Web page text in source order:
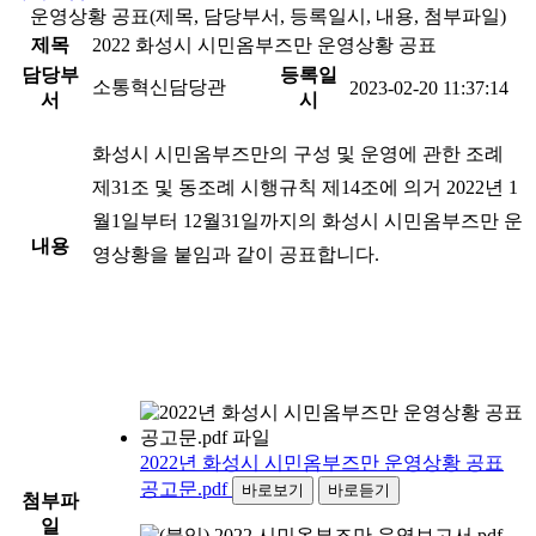
운영상황 공표(제목, 담당부서, 등록일시, 내용, 첨부파일)
제목
2022 화성시 시민옴부즈만 운영상황 공표
담당부
서
소통혁신담당관
등록일
시
2023-02-20 11:37:14
내용
화성시 시민옴부즈만의 구성 및 운영에 관한 조례
제31조 및 동조례 시행규칙 제14조에 의거 2022년 1
월1일부터 12월31일까지의 화성시 시민옴부즈만 운
영상황을 붙임과 같이 공표합니다.
첨부파
일
2022년 화성시 시민옴부즈만 운영상황 공표
공고문.pdf
바로보기 바로듣기